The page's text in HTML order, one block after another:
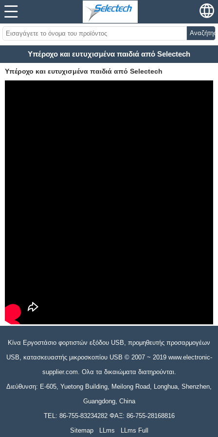
Υπέροχο και ευτυχισμένα παιδιά από Selectech
Υπέροχο και ευτυχισμένα παιδιά από Selectech
Κίνα Εργοστάσιο φορτιστών εξόδου USB, προμηθευτής προσαρμογέων
USB, κατασκευαστής μικροσκοπίου USB © 2007 ~ 2019 www.electronic-
supplier.com. Ολα τα δικαιώματα διατηρούνται.
Διεύθυνση: E-605, Yuetong Building, Meilong Road, Longhua, Shenzhen,
Guangdong, China
TEL: 86-755-83234282 ΦΑΞ: 86-755-28168816
Sitemap
LLms LLms Full